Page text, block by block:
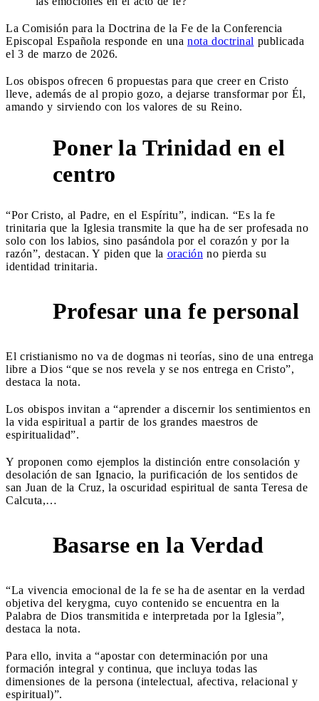
La Comisión para la Doctrina de la Fe de la Conferencia
Episcopal Española responde en una nota doctrinal publicada
el 3 de marzo de 2026.
Los obispos ofrecen 6 propuestas para que creer en Cristo
lleve, además de al propio gozo, a dejarse transformar por Él,
amando y sirviendo con los valores de su Reino.
Poner la Trinidad en el
centro
“Por Cristo, al Padre, en el Espíritu”, indican. “Es la fe
trinitaria que la Iglesia transmite la que ha de ser profesada no
solo con los labios, sino pasándola por el corazón y por la
razón”, destacan. Y piden que la oración no pierda su
identidad trinitaria.
Profesar una fe personal
El cristianismo no va de dogmas ni teorías, sino de una entrega
libre a Dios “que se nos revela y se nos entrega en Cristo”,
destaca la nota.
Los obispos invitan a “aprender a discernir los sentimientos en
la vida espiritual a partir de los grandes maestros de
espiritualidad”.
Y proponen como ejemplos la distinción entre consolación y
desolación de san Ignacio, la purificación de los sentidos de
san Juan de la Cruz, la oscuridad espiritual de santa Teresa de
Calcuta,…
Basarse en la Verdad
“La vivencia emocional de la fe se ha de asentar en la verdad
objetiva del kerygma, cuyo contenido se encuentra en la
Palabra de Dios transmitida e interpretada por la Iglesia”,
destaca la nota.
Para ello, invita a “apostar con determinación por una
formación integral y continua, que incluya todas las
dimensiones de la persona (intelectual, afectiva, relacional y
espiritual)”.